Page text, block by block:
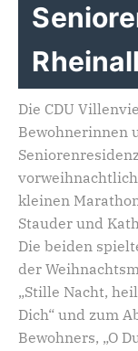
Die CDU
Bewohnerinnen
kleinen
Stauder und
Die beiden
der
„Stille Nacht,
Dich“ und zum
Bewohners, „O